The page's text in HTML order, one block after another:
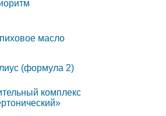
масло
(формула 2)
комплекс